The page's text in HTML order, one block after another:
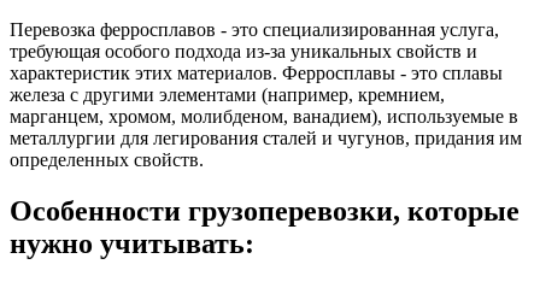
Перевозка ферросплавов - это специализированная услуга,
требующая особого подхода из-за уникальных свойств и
характеристик этих материалов. Ферросплавы - это сплавы
железа с другими элементами (например, кремнием,
марганцем, хромом, молибденом, ванадием), используемые в
металлургии для легирования сталей и чугунов, придания им
определенных свойств.
Особенности грузоперевозки, которые
нужно учитывать: